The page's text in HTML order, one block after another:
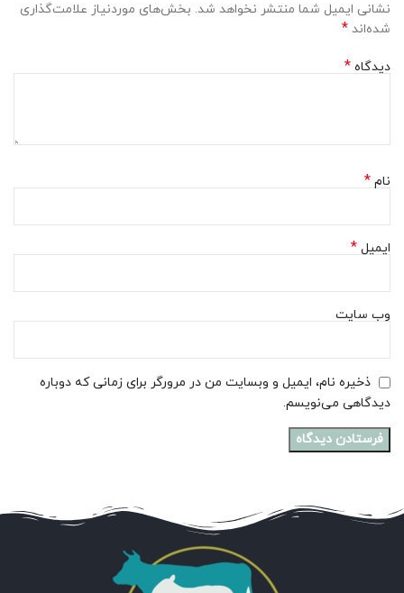
نشانی ایمیل شما منتشر نخواهد شد. بخش‌های موردنیاز علامت‌گذاری
شده‌اند *
دیدگاه *
نام *
ایمیل *
وب‌ سایت
ذخیره نام، ایمیل و وبسایت من در مرورگر برای زمانی که دوباره
دیدگاهی می‌نویسم.